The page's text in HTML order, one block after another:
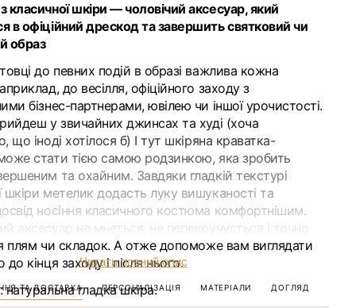
класичної шкіри — чоловічий аксесуар, який
в офіційний дрескод та завершить святковий чи
образ
до певних подій в образі важлива кожна
до весілля, офіційного заходу з
бізнес-партнерами, ювілею чи іншої урочистості.
у звичайних джинсах та худі (хоча
що іноді хотілося б) І тут шкіряна краватка-
стати тією самою родзинкою, яка зробить
та охайним. Завдяки гладкій текстурі
шкіри метелик додасть луку вишуканості та
носіння класичного костюма комфортнішим.
аксесуар не мнеться, не перекручується і точно
плям чи складок. А отже допоможе вам виглядати
до кінця заходу і після нього.
: натуральна гладка шкіра.
Читати повний опис
ТА ДОСТАВКА ПЕРСОНАЛІЗАЦІЯ МАТЕРІАЛИ ДОГЛЯД